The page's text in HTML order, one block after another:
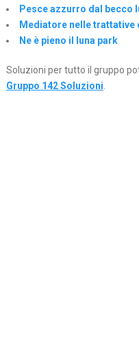
Pesce azzurro dal becco
Mediatore nelle trattative
Ne è pieno il luna park
Soluzioni per tutto il gruppo
Gruppo 142 Soluzioni.